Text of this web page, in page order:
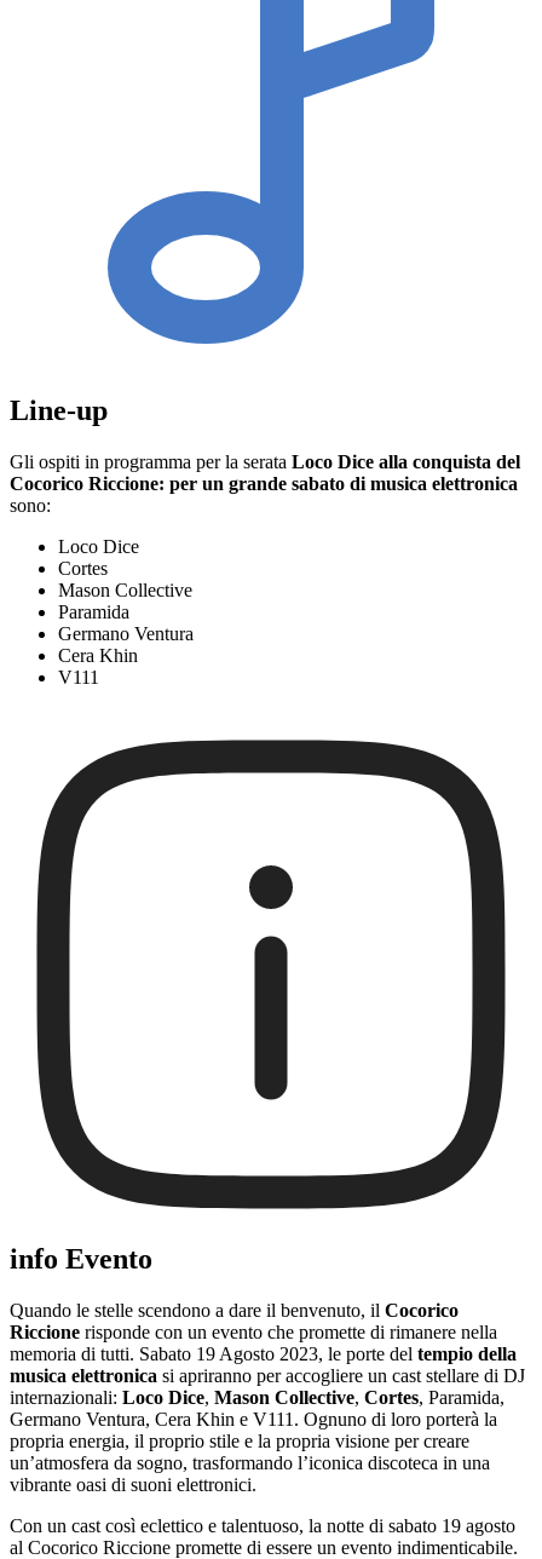
Line-up
Gli ospiti in programma per la serata Loco Dice alla conquista del
Cocorico Riccione: per un grande sabato di musica elettronica
sono:
Loco Dice
Cortes
Mason Collective
Paramida
Germano Ventura
Cera Khin
V111
info Evento
Quando le stelle scendono a dare il benvenuto, il Cocorico
Riccione risponde con un evento che promette di rimanere nella
memoria di tutti. Sabato 19 Agosto 2023, le porte del tempio della
musica elettronica si apriranno per accogliere un cast stellare di DJ
internazionali: Loco Dice, Mason Collective, Cortes, Paramida,
Germano Ventura, Cera Khin e V111. Ognuno di loro porterà la
propria energia, il proprio stile e la propria visione per creare
un’atmosfera da sogno, trasformando l’iconica discoteca in una
vibrante oasi di suoni elettronici.
Con un cast così eclettico e talentuoso, la notte di sabato 19 agosto
al Cocorico Riccione promette di essere un evento indimenticabile.